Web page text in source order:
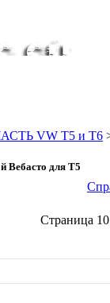
VW T5 и T6
Вебасто для Т5
Страница